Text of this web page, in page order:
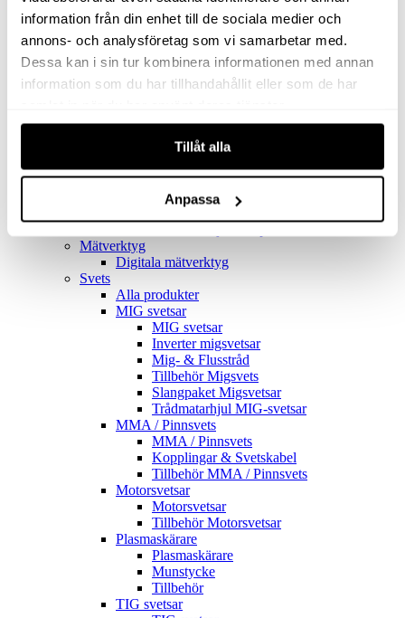
information från din enhet till de sociala medier och
annons- och analysföretag som vi samarbetar med.
Dessa kan i sin tur kombinera informationen med annan
information som du har tillhandahållit eller som de har
Tillåt alla
Anpassa
Golv- & Kombinationsmunstycke
Munstycke
Motor
Reservdelar dammsugare
Rör & handtag
Uppsamlingspåsar
Alla produkter
Mätverktyg
Digitala mätverktyg
Svets
Alla produkter
MIG svetsar
MIG svetsar
Inverter migsvetsar
Mig- & Flusstråd
Tillbehör Migsvets
Slangpaket Migsvetsar
Trådmatarhjul MIG-svetsar
MMA / Pinnsvets
MMA / Pinnsvets
Kopplingar & Svetskabel
Tillbehör MMA / Pinnsvets
Motorsvetsar
Motorsvetsar
Tillbehör Motorsvetsar
Plasmaskärare
Plasmaskärare
Munstycke
Tillbehör
TIG svetsar